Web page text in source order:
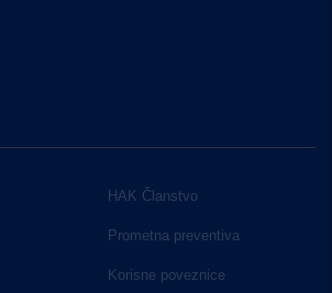
HAK Članstvo
Prometna preventiva
Korisne poveznice